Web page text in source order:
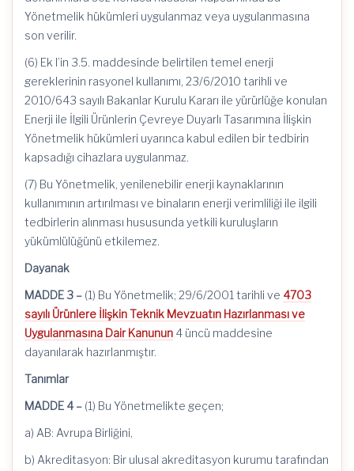
Yönetmelik hükümleri uygulanmaz veya uygulanmasına
son verilir.
(6) Ek I’in 3.5. maddesinde belirtilen temel enerji
gereklerinin rasyonel kullanımı, 23/6/2010 tarihli ve
2010/643 sayılı Bakanlar Kurulu Kararı ile yürürlüğe konulan
Enerji ile İlgili Ürünlerin Çevreye Duyarlı Tasarımına İlişkin
Yönetmelik hükümleri uyarınca kabul edilen bir tedbirin
kapsadığı cihazlara uygulanmaz.
(7) Bu Yönetmelik, yenilenebilir enerji kaynaklarının
kullanımının artırılması ve binaların enerji verimliliği ile ilgili
tedbirlerin alınması hususunda yetkili kuruluşların
yükümlülüğünü etkilemez.
Dayanak
MADDE 3 – (1) Bu Yönetmelik; 29/6/2001 tarihli ve 4703
sayılı Ürünlere İlişkin Teknik Mevzuatın Hazırlanması ve
Uygulanmasına Dair Kanunun 4 üncü maddesine
dayanılarak hazırlanmıştır.
Tanımlar
MADDE 4 – (1) Bu Yönetmelikte geçen;
a) AB: Avrupa Birliğini,
b) Akreditasyon: Bir ulusal akreditasyon kurumu tarafından